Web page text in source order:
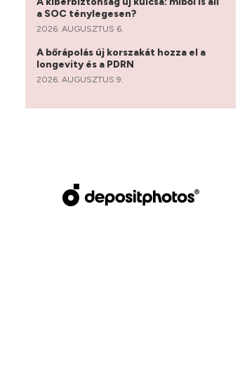
a SOC ténylegesen?
2026. AUGUSZTUS 6.
A bőrápolás új korszakát hozza el a
longevity és a PDRN
2026. AUGUSZTUS 9.